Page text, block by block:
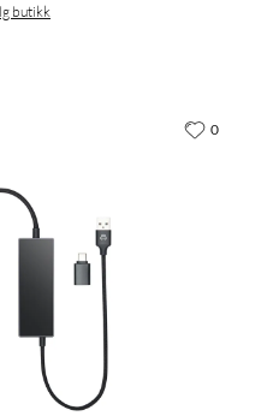
butikk
0